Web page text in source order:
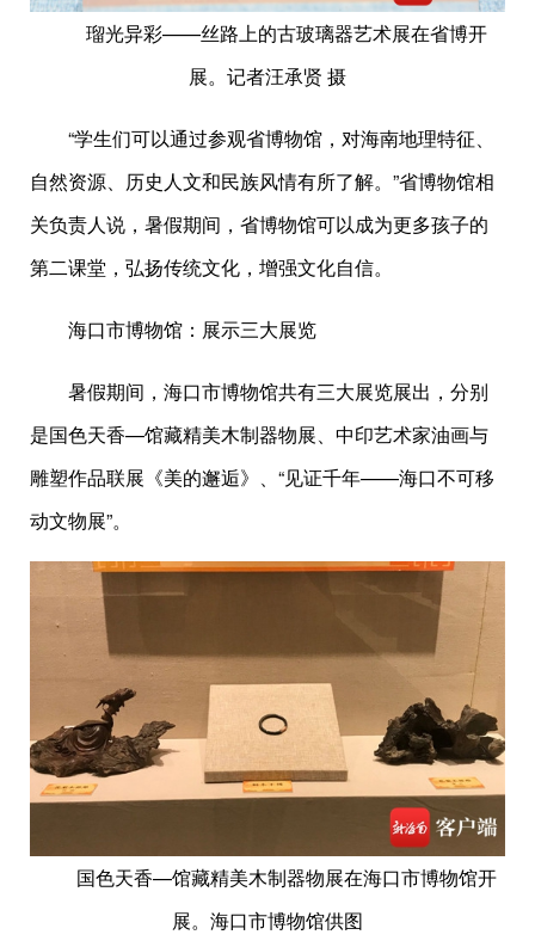
瑠光异彩——丝路上的古玻璃器艺术展在省博开
展。记者汪承贤 摄
“学生们可以通过参观省博物馆，对海南地理特征、
自然资源、历史人文和民族风情有所了解。”省博物馆相
关负责人说，暑假期间，省博物馆可以成为更多孩子的
第二课堂，弘扬传统文化，增强文化自信。
海口市博物馆：展示三大展览
暑假期间，海口市博物馆共有三大展览展出，分别
是国色天香—馆藏精美木制器物展、中印艺术家油画与
雕塑作品联展《美的邂逅》、“见证千年——海口不可移
动文物展”。
国色天香—馆藏精美木制器物展在海口市博物馆开
展。海口市博物馆供图